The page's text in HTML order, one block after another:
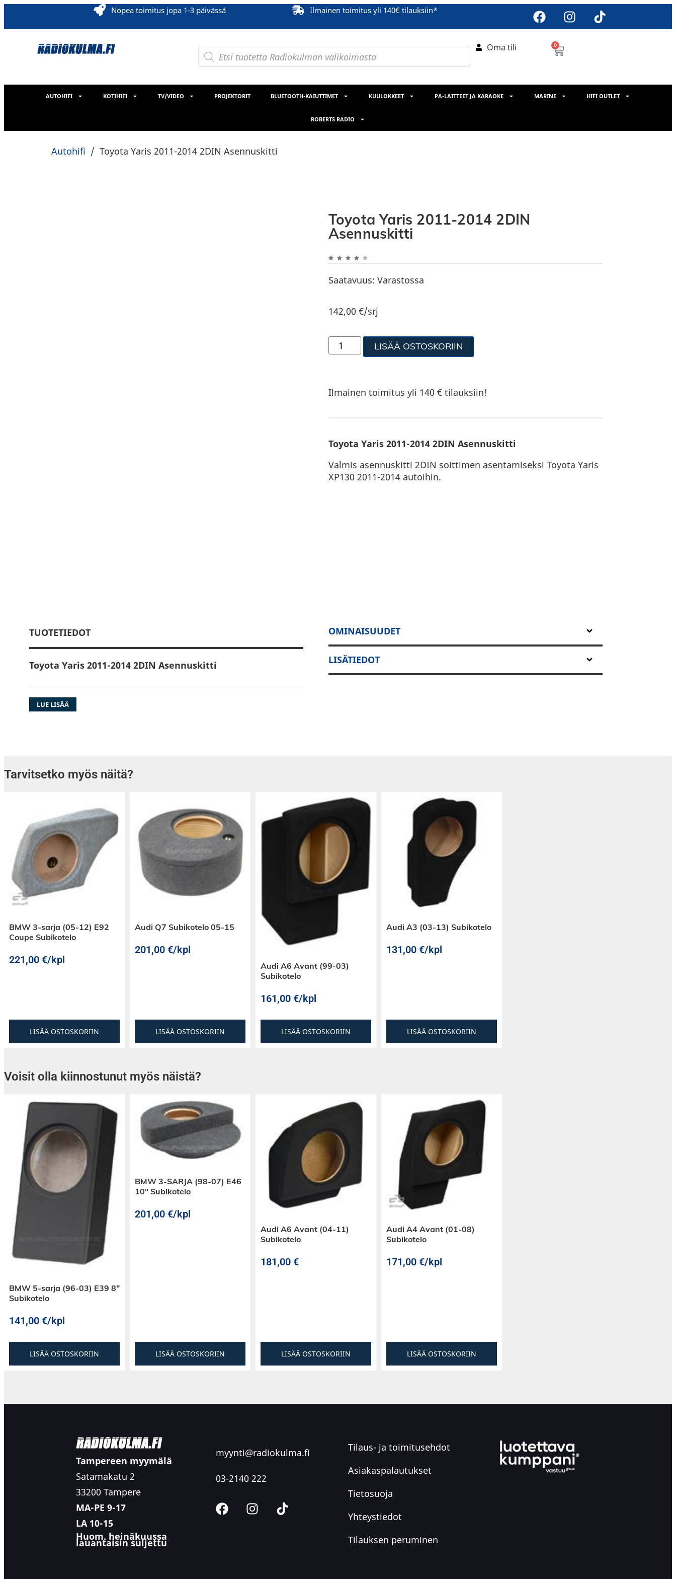
Nopea toimitus jopa 1-3 päivässä Ilmainen toimitus yli 140€ tilauksiin*
Oma tili 0
AUTOHIFI KOTIHIFI TV/VIDEO PROJEKTORIT BLUETOOTH-KAIUTTIMET KUULOKKEET PA-LAITTEET JA KARAOKE MARINE HIFI OUTLET
ROBERTS RADIO
Autohifi / Toyota Yaris 2011-2014 2DIN Asennuskitti
Toyota Yaris 2011-2014 2DIN
Asennuskitti
Saatavuus: Varastossa
142,00 €/srj
LISÄÄ OSTOSKORIIN
Ilmainen toimitus yli 140 € tilauksiin!
Toyota Yaris 2011-2014 2DIN Asennuskitti
Valmis asennuskitti 2DIN soittimen asentamiseksi Toyota Yaris
XP130 2011-2014 autoihin.
TUOTETIEDOT
Toyota Yaris 2011-2014 2DIN Asennuskitti
Tällä sarjalla saat asennettua autoosi 2-DIN soittimen. Sarja
LUE LISÄÄ
OMINAISUUDET
LISÄTIEDOT
Tarvitsetko myös näitä?
BMW 3-sarja (05-12) E92
Coupe Subikotelo
221,00 €/kpl
LISÄÄ OSTOSKORIIN
Audi Q7 Subikotelo 05-15
201,00 €/kpl
LISÄÄ OSTOSKORIIN
Audi A6 Avant (99-03)
Subikotelo
161,00 €/kpl
LISÄÄ OSTOSKORIIN
Audi A3 (03-13) Subikotelo
131,00 €/kpl
LISÄÄ OSTOSKORIIN
Voisit olla kiinnostunut myös näistä?
BMW 5-sarja (96-03) E39 8″
Subikotelo
141,00 €/kpl
LISÄÄ OSTOSKORIIN
BMW 3-SARJA (98-07) E46
10″ Subikotelo
201,00 €/kpl
LISÄÄ OSTOSKORIIN
Audi A6 Avant (04-11)
Subikotelo
181,00 €
LISÄÄ OSTOSKORIIN
Audi A4 Avant (01-08)
Subikotelo
171,00 €/kpl
LISÄÄ OSTOSKORIIN
Tampereen myymälä
Satamakatu 2
33200 Tampere
MA-PE 9-17
LA 10-15
Huom. heinäkuussa
lauantaisin suljettu
myynti@radiokulma.fi
03-2140 222
Tilaus- ja toimitusehdot
Asiakaspalautukset
Tietosuoja
Yhteystiedot
Tilauksen peruminen